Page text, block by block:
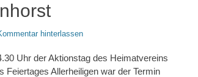
hinterlassen
Uhr der Aktionstag des Heimatvereins
Feiertages Allerheiligen war der Termin